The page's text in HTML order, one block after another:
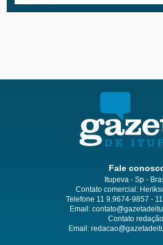
Fale
Itupeva - Sp -
Contato comercial:
Telefone 11 9.9674-9857 -
Email:
Contato
Email: